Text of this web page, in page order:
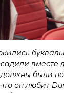
вместе
были
он любит